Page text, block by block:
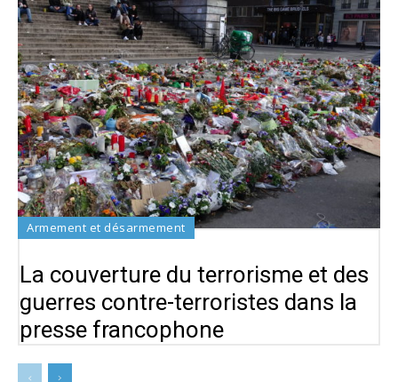
Armement et désarmement
La couverture du terrorisme et des
guerres contre-terroristes dans la
presse francophone